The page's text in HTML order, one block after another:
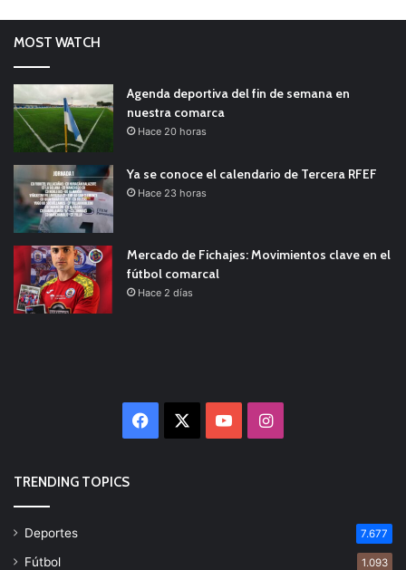
MOST WATCH
Agenda deportiva del fin de semana en
nuestra comarca
Hace 20 horas
Ya se conoce el calendario de Tercera RFEF
Hace 23 horas
Mercado de Fichajes: Movimientos clave en el
fútbol comarcal
Hace 2 días
Facebook YouTubeInstagram
TRENDING TOPICS
Deportes 7.677
Fútbol 1.093